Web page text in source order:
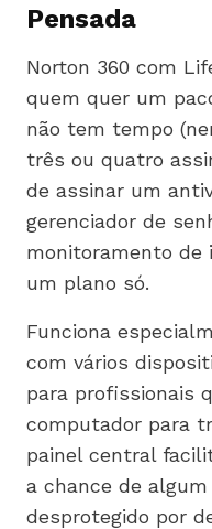
Pensada
Norton 360 com
quem quer um
não tem tempo
três ou quatro
de assinar um
gerenciador de
monitoramento de
um plano só.
Funciona
com vários
para profissionais
computador para
painel central
a chance de
desprotegido por